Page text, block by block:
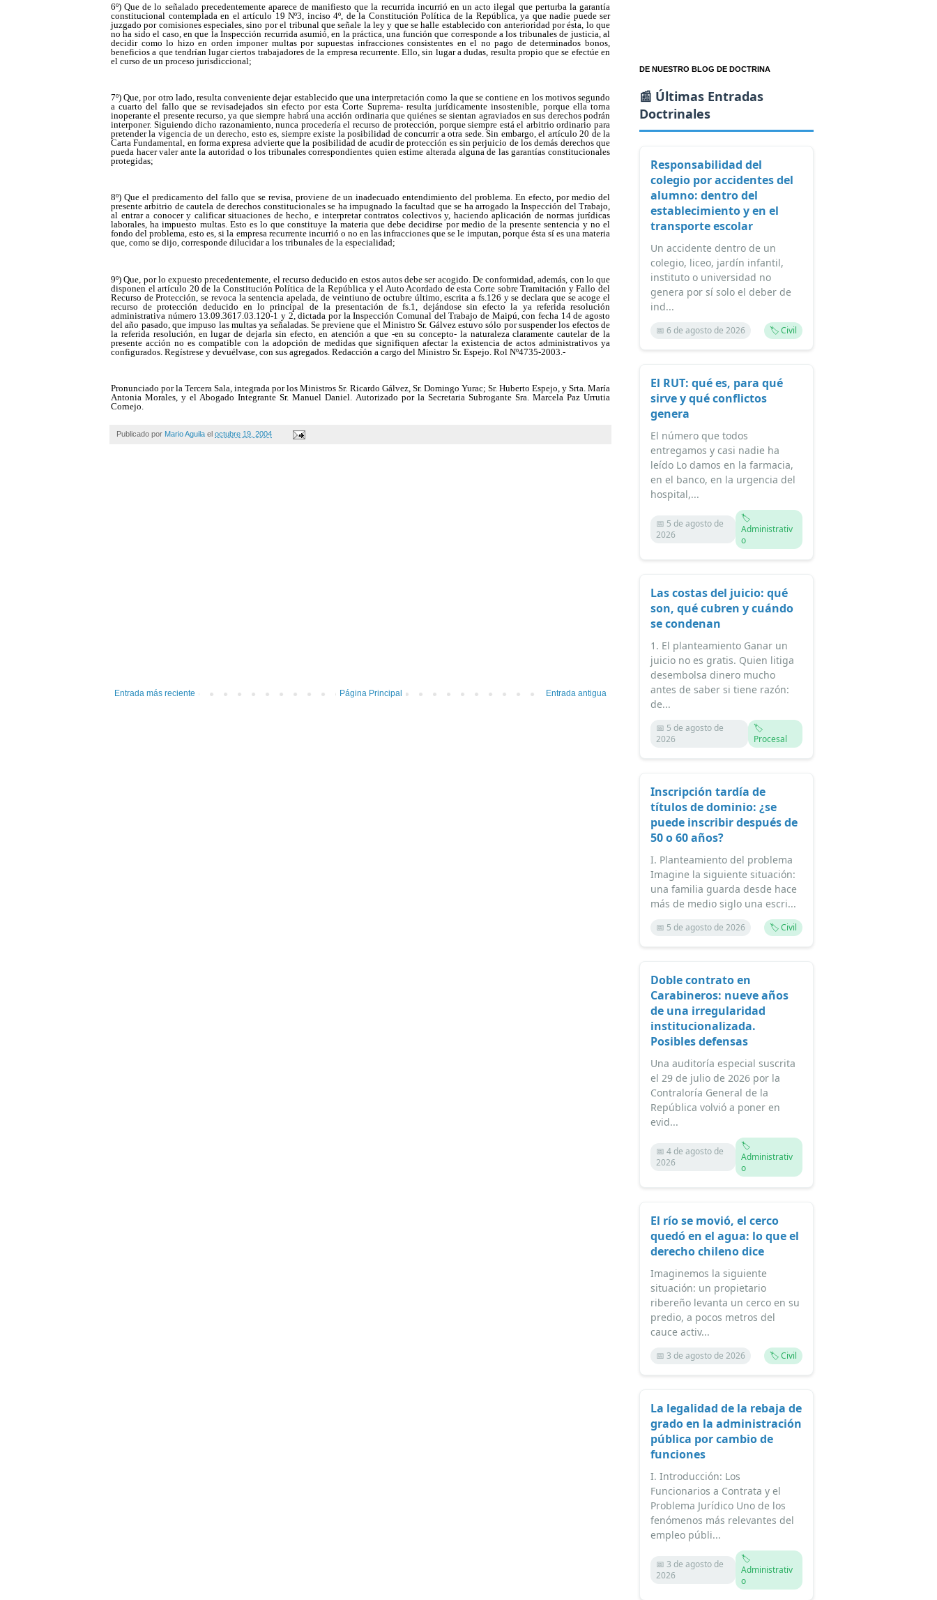
6º) Que de lo señalado precedentemente aparece de manifiesto que la recurrida incurrió en un acto ilegal que perturba la garantía
constitucional contemplada en el artículo 19 Nº3, inciso 4º, de la Constitución Política de la República, ya que nadie puede ser
juzgado por comisiones especiales, sino por el tribunal que señale la ley y que se halle establecido con anterioridad por ésta, lo que
no ha sido el caso, en que la Inspección recurrida asumió, en la práctica, una función que corresponde a los tribunales de justicia, al
decidir como lo hizo en orden imponer multas por supuestas infracciones consistentes en el no pago de determinados bonos,
beneficios a que tendrían lugar ciertos trabajadores de la empresa recurrente. Ello, sin lugar a dudas, resulta propio que se efectúe en
el curso de un proceso jurisdiccional;
7º) Que, por otro lado, resulta conveniente dejar establecido que una interpretación como la que se contiene en los motivos segundo
a cuarto del fallo que se revisadejados sin efecto por esta Corte Suprema- resulta jurídicamente insostenible, porque ella torna
inoperante el presente recurso, ya que siempre habrá una acción ordinaria que quiénes se sientan agraviados en sus derechos podrán
interponer. Siguiendo dicho razonamiento, nunca procedería el recurso de protección, porque siempre está el arbitrio ordinario para
pretender la vigencia de un derecho, esto es, siempre existe la posibilidad de concurrir a otra sede. Sin embargo, el artículo 20 de la
Carta Fundamental, en forma expresa advierte que la posibilidad de acudir de protección es sin perjuicio de los demás derechos que
pueda hacer valer ante la autoridad o los tribunales correspondientes quien estime alterada alguna de las garantías constitucionales
protegidas;
8º) Que el predicamento del fallo que se revisa, proviene de un inadecuado entendimiento del problema. En efecto, por medio del
presente arbitrio de cautela de derechos constitucionales se ha impugnado la facultad que se ha arrogado la Inspección del Trabajo,
al entrar a conocer y calificar situaciones de hecho, e interpretar contratos colectivos y, haciendo aplicación de normas jurídicas
laborales, ha impuesto multas. Esto es lo que constituye la materia que debe decidirse por medio de la presente sentencia y no el
fondo del problema, esto es, si la empresa recurrente incurrió o no en las infracciones que se le imputan, porque ésta sí es una materia
que, como se dijo, corresponde dilucidar a los tribunales de la especialidad;
9º) Que, por lo expuesto precedentemente, el recurso deducido en estos autos debe ser acogido. De conformidad, además, con lo que
disponen el artículo 20 de la Constitución Política de la República y el Auto Acordado de esta Corte sobre Tramitación y Fallo del
Recurso de Protección, se revoca la sentencia apelada, de veintiuno de octubre último, escrita a fs.126 y se declara que se acoge el
recurso de protección deducido en lo principal de la presentación de fs.1, dejándose sin efecto la ya referida resolución
administrativa número 13.09.3617.03.120-1 y 2, dictada por la Inspección Comunal del Trabajo de Maipú, con fecha 14 de agosto
del año pasado, que impuso las multas ya señaladas. Se previene que el Ministro Sr. Gálvez estuvo sólo por suspender los efectos de
la referida resolución, en lugar de dejarla sin efecto, en atención a que -en su concepto- la naturaleza claramente cautelar de la
presente acción no es compatible con la adopción de medidas que signifiquen afectar la existencia de actos administrativos ya
configurados. Regístrese y devuélvase, con sus agregados. Redacción a cargo del Ministro Sr. Espejo. Rol Nº4735-2003.-
Pronunciado por la Tercera Sala, integrada por los Ministros Sr. Ricardo Gálvez, Sr. Domingo Yurac; Sr. Huberto Espejo, y Srta. María
Antonia Morales, y el Abogado Integrante Sr. Manuel Daniel. Autorizado por la Secretaria Subrogante Sra. Marcela Paz Urrutia
Cornejo.
Publicado por Mario Aguila el octubre 19, 2004
Entrada más reciente Entrada antigua
Página Principal
DE NUESTRO BLOG DE DOCTRINA
📰 Últimas Entradas
Doctrinales
Responsabilidad del
colegio por accidentes del
alumno: dentro del
establecimiento y en el
transporte escolar
Un accidente dentro de un
colegio, liceo, jardín infantil,
instituto o universidad no
genera por sí solo el deber de
ind...
📅 6 de agosto de 2026 🏷️ Civil
El RUT: qué es, para qué
sirve y qué conflictos
genera
El número que todos
entregamos y casi nadie ha
leído Lo damos en la farmacia,
en el banco, en la urgencia del
hospital,...
📅 5 de agosto de
2026
🏷️
Administrativ
o
Las costas del juicio: qué
son, qué cubren y cuándo
se condenan
1. El planteamiento Ganar un
juicio no es gratis. Quien litiga
desembolsa dinero mucho
antes de saber si tiene razón:
de...
📅 5 de agosto de
2026
🏷️
Procesal
Inscripción tardía de
títulos de dominio: ¿se
puede inscribir después de
50 o 60 años?
I. Planteamiento del problema
Imagine la siguiente situación:
una familia guarda desde hace
más de medio siglo una escri...
📅 5 de agosto de 2026 🏷️ Civil
Doble contrato en
Carabineros: nueve años
de una irregularidad
institucionalizada.
Posibles defensas
Una auditoría especial suscrita
el 29 de julio de 2026 por la
Contraloría General de la
República volvió a poner en
evid...
📅 4 de agosto de
2026
🏷️
Administrativ
o
El río se movió, el cerco
quedó en el agua: lo que el
derecho chileno dice
Imaginemos la siguiente
situación: un propietario
ribereño levanta un cerco en su
predio, a pocos metros del
cauce activ...
📅 3 de agosto de 2026 🏷️ Civil
La legalidad de la rebaja de
grado en la administración
pública por cambio de
funciones
I. Introducción: Los
Funcionarios a Contrata y el
Problema Jurídico Uno de los
fenómenos más relevantes del
empleo públi...
📅 3 de agosto de
2026
🏷️
Administrativ
o